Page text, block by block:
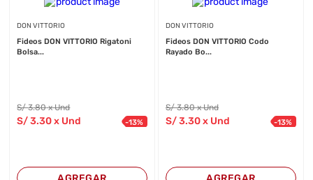
DON VITTORIO
Fideos DON VITTORIO Rigatoni
Bolsa...
S/3.80 x Und
S/3.30 x Und -13%
DON VITTORIO
Fideos DON VITTORIO Codo
Rayado Bo...
S/3.80 x Und
S/3.30x Und -13%